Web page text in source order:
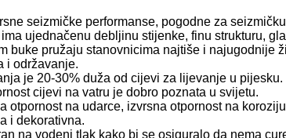
seizmičke performanse, pogodne za
ujednačenu debljinu stijenke, finu strukturu,
buke pružaju stanovnicima najtiše i najugodnije
i održavanje.
je 20-30% duža od cijevi za lijevanje u pijesku.
cijevi na vatru je dobro poznata u svijetu.
otpornost na udarce, izvrsna otpornost na
i dekorativna.
na vodeni tlak kako bi se osiguralo da nema